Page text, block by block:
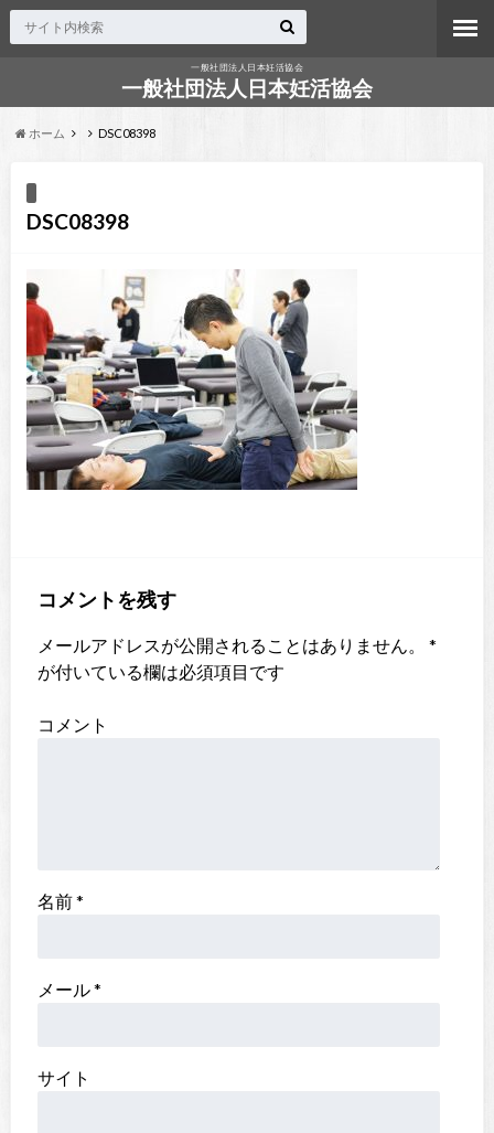
一般社団法人日本妊活協会
一般社団法人日本妊活協会
ホーム DSC08398
DSC08398
コメントを残す
メールアドレスが公開されることはありません。
*
が付いている欄は必須項目です
コメント
名前*
メール*
サイト